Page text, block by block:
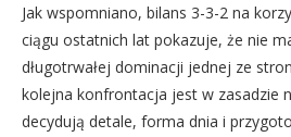
Jak wspomniano, bilans 3-3-2 na
ciągu ostatnich lat pokazuje, że nie
długotrwałej dominacji jednej ze
kolejna konfrontacja jest w zasadzie
decydują detale, forma dnia i